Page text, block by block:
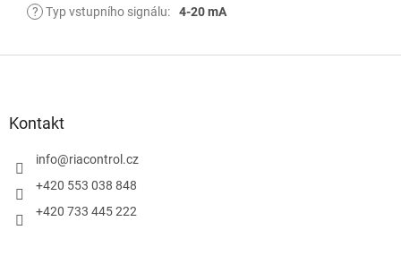
? Typ vstupního signálu: 4-20 mA
Kontakt
info@riacontrol.cz
+420 553 038 848
+420 733 445 222